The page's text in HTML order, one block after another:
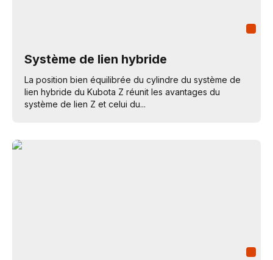
Système de lien hybride
La position bien équilibrée du cylindre du système de
lien hybride du Kubota Z réunit les avantages du
système de lien Z et celui du...